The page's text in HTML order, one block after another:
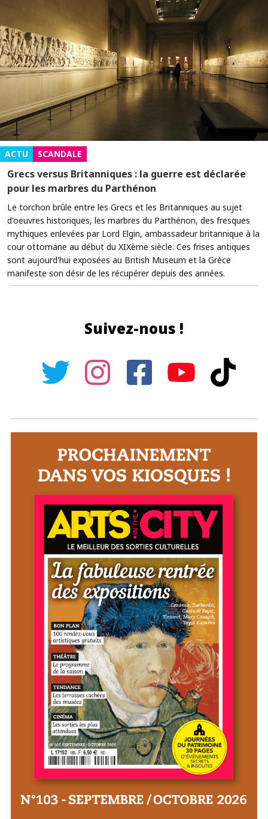
ACTU SCANDALE
Grecs versus Britanniques : la guerre est déclarée
pour les marbres du Parthénon
Le torchon brûle entre les Grecs et les Britanniques au sujet
d'oeuvres historiques, les marbres du Parthénon, des fresques
mythiques enlevées par Lord Elgin, ambassadeur britannique à la
cour ottomane au début du XIXème siècle. Ces frises antiques
sont aujourd'hui exposées au British Museum et la Grèce
manifeste son désir de les récupérer depuis des années.
Suivez-nous !